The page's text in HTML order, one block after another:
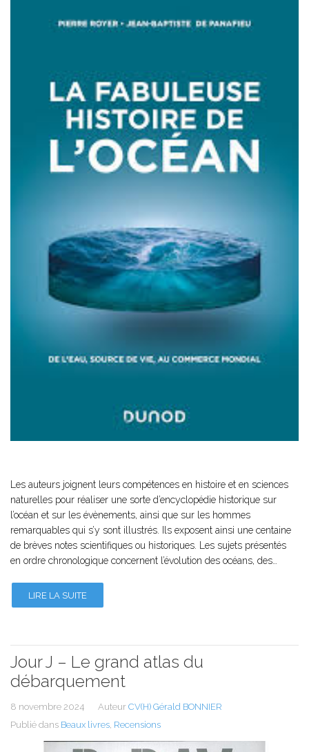
Les auteurs joignent leurs compétences en histoire et en sciences
naturelles pour réaliser une sorte d’encyclopédie historique sur
l’océan et sur les évènements, ainsi que sur les hommes
remarquables qui s’y sont illustrés. Ils exposent ainsi une centaine
de brèves notes scientifiques ou historiques. Les sujets présentés
en ordre chronologique concernent l’évolution des océans, des…
LIRE LA SUITE
Jour J – Le grand atlas du
débarquement
8 novembre 2024 Auteur CV(H) Gérald BONNIER
Publié dans Beaux livres, Recensions